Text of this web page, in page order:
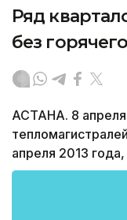
Ряд
без
АСТАНА. 8
апреля 2013